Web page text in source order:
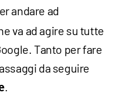
andare ad
va ad agire su tutte
Tanto per fare
da seguire
.